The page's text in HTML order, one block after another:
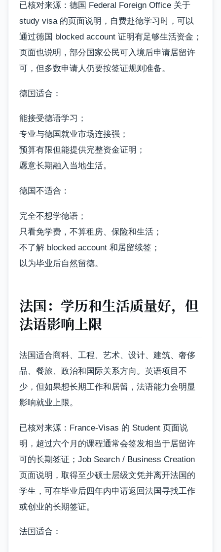
已核对来源：德国 Federal Foreign Office 关于
study visa 的页面说明，自费赴德学习时，可以
通过德国 blocked account 证明有足够生活资金；
页面也说明，部分国家公民可入境后申请居留许
可，但多数申请人仍要按签证规则准备。
德国适合：
能接受德语学习；
专业与德国就业市场连接强；
预算有限但能提供完整资金证明；
愿意长期融入当地生活。
德国不适合：
完全不想学德语；
只看免学费，不算租房、保险和生活；
不了解 blocked account 和居留续签；
以为毕业后自然留德。
法国：学历和生活质量好，但
法语影响上限
法国适合商科、工程、艺术、设计、建筑、奢侈
品、餐旅、政治和国际关系方向。英语项目不
少，但如果想长期工作和居留，法语能力会明显
影响就业上限。
已核对来源：France-Visas 的 Student 页面说
明，超过六个月的课程通常会签发相当于居留许
可的长期签证；Job Search / Business Creation
页面说明，取得至少硕士层级文凭并离开法国的
学生，可在毕业后四年内申请返回法国寻找工作
或创业的长期签证。
法国适合：